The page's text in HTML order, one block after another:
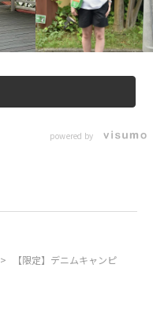
powered by
>
【限定】デニムキャンピ